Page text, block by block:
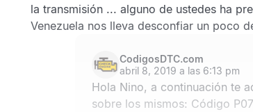
la transmisión ... alguno de ustedes ha
Venezuela nos lleva desconfiar un poco
CodigosDTC.com
abril 8, 2019 a las 6:13 pm
Hola Nino, a continuación te
sobre los mismos: Código